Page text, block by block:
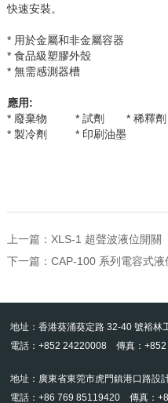
快速安裝。
* 用於金屬和非金屬容器
* 食品級塑膠外殼
* 無需感測器槽
應用:
* 廢棄物 * 試劑 * 稀釋
* 製冷劑 * 印刷油墨
上一篇： XLS-1 超聲波液位開關
下一篇： CAP-100 系列電容式液
地址：香港葵涌葵定路 32-40 號裕林
電話：+852 24220008 傳真：+852
地址：廣東省東莞市虎門鎮港口路設
電話：+86 769 85119420 傳真：